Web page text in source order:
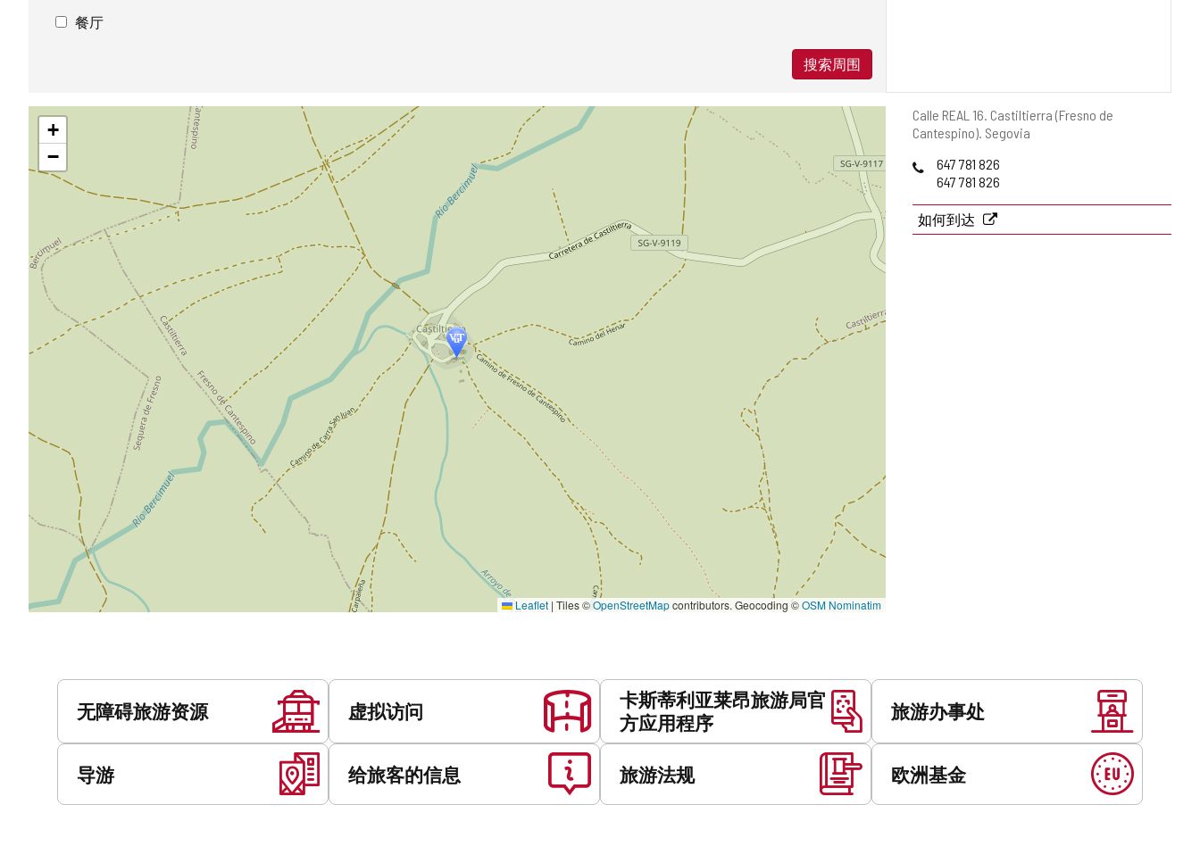
邮
寄
址
Calle REAL 16. Castiltierra (Fresno de
Cantespino). Segovia
电
647 781 826
647 781 826
如何到达
餐厅
搜索周围
跳
图
+
−
Leaflet | Tiles ©OpenStreetMapcontributors. Geocoding ©OSM Nominatim
无障碍旅游资源 虚拟访问
卡斯蒂利亚莱昂旅游局官
方应用程序
旅游办事处
导游 给旅客的信息 旅游法规 欧洲基金